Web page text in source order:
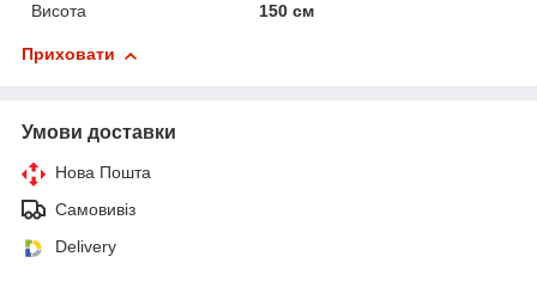
Висота
150 см
Приховати
Умови доставки
Нова Пошта
Самовивіз
Delivery